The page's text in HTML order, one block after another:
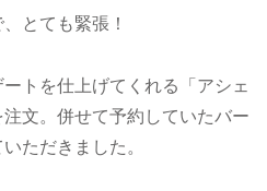
とても緊張！
トを仕上げてくれる「アシェ
文。併せて予約していたバー
ただきました。